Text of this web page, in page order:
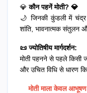
💎 कौन पहनें मोती? 💎
🌙 जिनकी कुंडली में चंद्र
शांति, भावनात्मक संतुलन
📜 ज्योतिषीय मार्गदर्शन:
मोती पहनने से पहले किसी
और उचित विधि से धारण
मोती माला केवल